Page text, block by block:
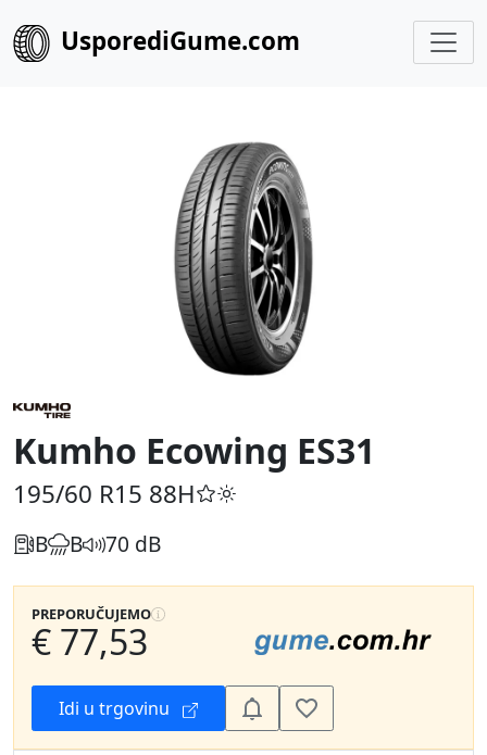
UsporediGume.com
Kumho Ecowing ES31
195/60 R15 88H
B B 70 dB
PREPORUČUJEMO
€ 77,53
Idi u trgovinu